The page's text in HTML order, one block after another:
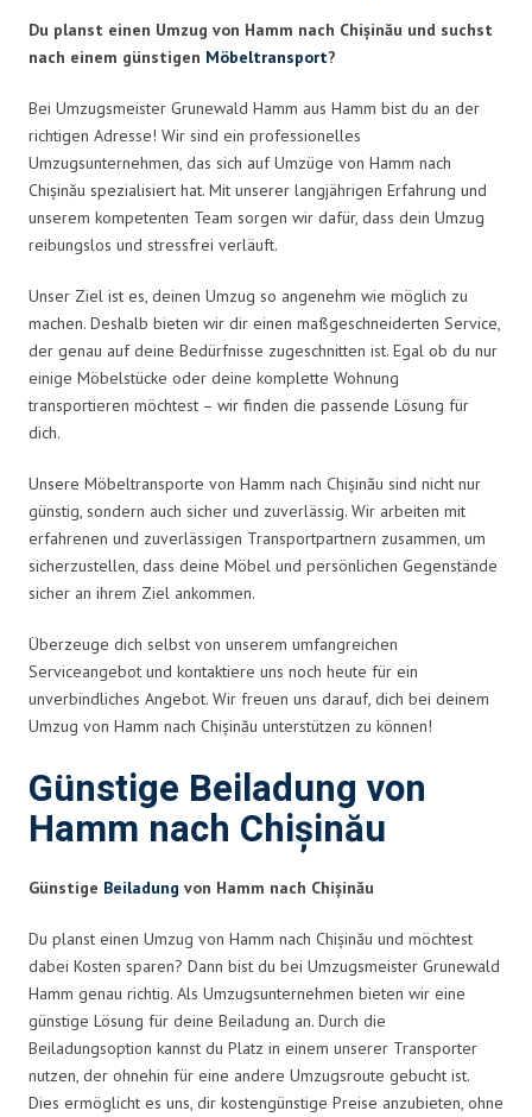
Du planst einen Umzug von Hamm nach Chișinău und suchst
nach einem günstigen Möbeltransport?
Bei Umzugsmeister Grunewald Hamm aus Hamm bist du an der
richtigen Adresse! Wir sind ein professionelles
Umzugsunternehmen, das sich auf Umzüge von Hamm nach
Chișinău spezialisiert hat. Mit unserer langjährigen Erfahrung und
unserem kompetenten Team sorgen wir dafür, dass dein Umzug
reibungslos und stressfrei verläuft.
Unser Ziel ist es, deinen Umzug so angenehm wie möglich zu
machen. Deshalb bieten wir dir einen maßgeschneiderten Service,
der genau auf deine Bedürfnisse zugeschnitten ist. Egal ob du nur
einige Möbelstücke oder deine komplette Wohnung
transportieren möchtest – wir finden die passende Lösung für
dich.
Unsere Möbeltransporte von Hamm nach Chișinău sind nicht nur
günstig, sondern auch sicher und zuverlässig. Wir arbeiten mit
erfahrenen und zuverlässigen Transportpartnern zusammen, um
sicherzustellen, dass deine Möbel und persönlichen Gegenstände
sicher an ihrem Ziel ankommen.
Überzeuge dich selbst von unserem umfangreichen
Serviceangebot und kontaktiere uns noch heute für ein
unverbindliches Angebot. Wir freuen uns darauf, dich bei deinem
Umzug von Hamm nach Chișinău unterstützen zu können!
Günstige Beiladung von
Hamm nach Chișinău
Günstige Beiladung von Hamm nach Chișinău
Du planst einen Umzug von Hamm nach Chișinău und möchtest
dabei Kosten sparen? Dann bist du bei Umzugsmeister Grunewald
Hamm genau richtig. Als Umzugsunternehmen bieten wir eine
günstige Lösung für deine Beiladung an. Durch die
Beiladungsoption kannst du Platz in einem unserer Transporter
nutzen, der ohnehin für eine andere Umzugsroute gebucht ist.
Dies ermöglicht es uns, dir kostengünstige Preise anzubieten, ohne